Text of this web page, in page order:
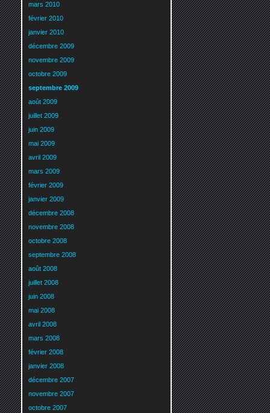
mars 2010
février 2010
janvier 2010
décembre 2009
novembre 2009
octobre 2009
septembre 2009
août 2009
juillet 2009
juin 2009
mai 2009
avril 2009
mars 2009
février 2009
janvier 2009
décembre 2008
novembre 2008
octobre 2008
septembre 2008
août 2008
juillet 2008
juin 2008
mai 2008
avril 2008
mars 2008
février 2008
janvier 2008
décembre 2007
novembre 2007
octobre 2007